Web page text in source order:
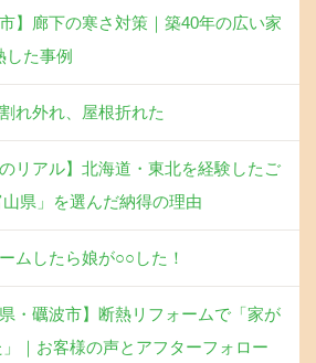
市】廊下の寒さ対策｜築40年の広い家
した事例
れ外れ、屋根折れた
のリアル】北海道・東北を経験したご
県」を選んだ納得の理由
ムしたら娘が○○した！
県・礪波市】断熱リフォームで「家が
｜お客様の声とアフターフォロー